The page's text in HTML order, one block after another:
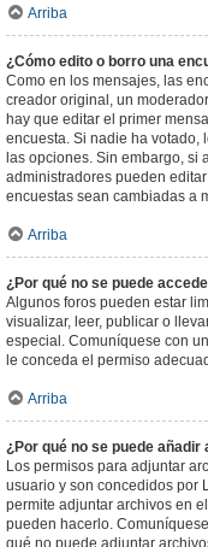
Arriba
¿Cómo edito o borro una
Como en los mensajes, las
creador original, un
hay que editar el primer
encuesta. Si nadie ha votado,
las opciones. Sin embargo, si
administradores pueden
encuestas sean cambiadas a
Arriba
¿Por qué no se puede
Algunos foros pueden estar
visualizar, leer, publicar o
especial. Comuníquese con
le conceda el permiso
Arriba
¿Por qué no se puede
Los permisos para adjuntar
usuario y son concedidos por
permite adjuntar archivos en
pueden hacerlo.
qué no puede adjuntar